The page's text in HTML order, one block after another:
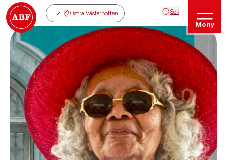
Östra Västerbotten Sök
Meny